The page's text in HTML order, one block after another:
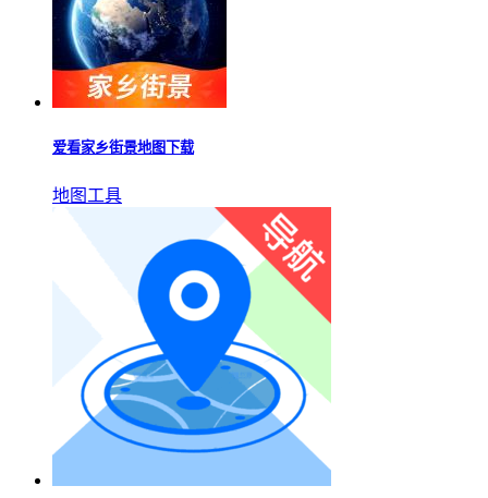
爱看家乡街景地图下载
地图工具